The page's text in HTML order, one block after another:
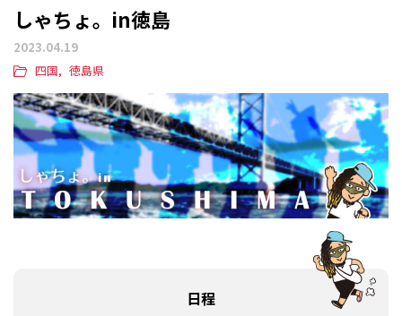
しゃちょ。in徳島
2023.04.19
四国
徳島県
日程